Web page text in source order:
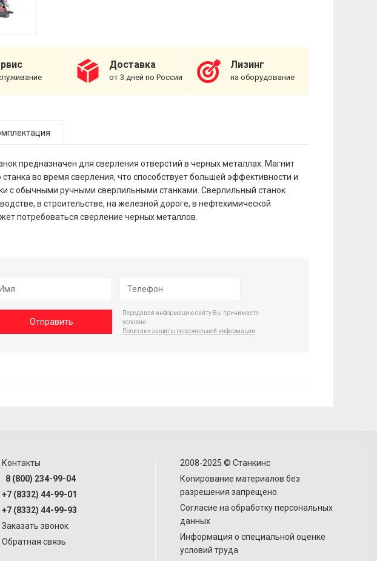
Доставка
от 3 дней по России
Лизинг
на оборудование
предназначен для сверления отверстий в черных металлах. Магнит
во время сверления, что способствует большей эффективности и
с обычными ручными сверлильными станками. Сверлильный станок
в строительстве, на железной дороге, в нефтехимической
потребоваться сверление черных металлов.
Отправить
Передавая информацию сайту Вы принимаете
условия
Политики защиты персональной информации
Контакты
8 (800) 234-99-04
+7 (8332) 44-99-01
+7 (8332) 44-99-93
Заказать звонок
Обратная связь
2008-2025 © Станкинс
Копирование материалов без
разрешения запрещено.
Согласие на обработку персональных
данных
Информация о специальной оценке
условий труда